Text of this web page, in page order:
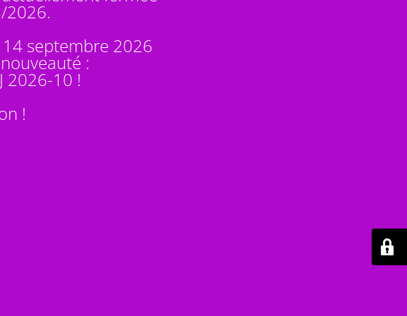
2026.
septembre 2026
:
2026-10 !
!